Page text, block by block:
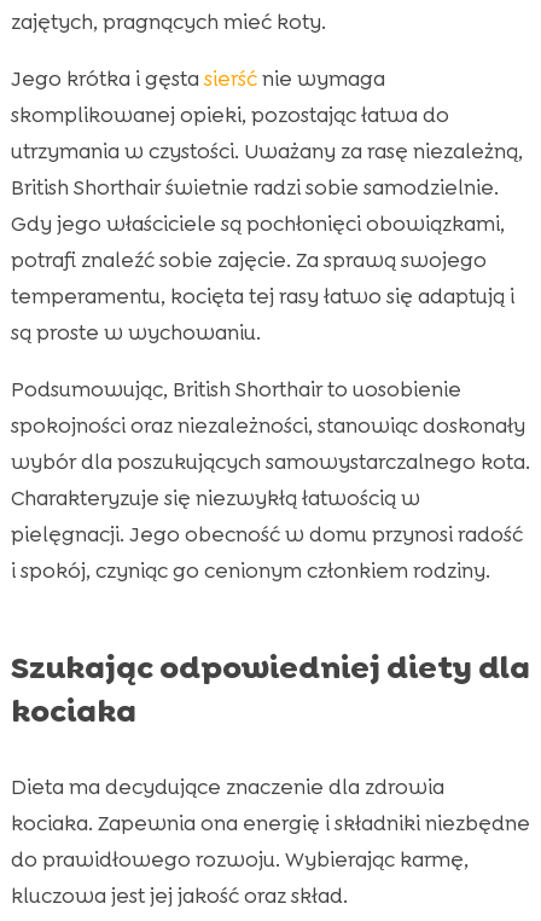
zajętych, pragnących mieć koty.
Jego krótka i gęsta sierśćnie wymaga
skomplikowanej opieki, pozostając łatwa do
utrzymania w czystości. Uważany za rasę niezależną,
British Shorthair świetnie radzi sobie samodzielnie.
Gdy jego właściciele są pochłonięci obowiązkami,
potrafi znaleźć sobie zajęcie. Za sprawą swojego
temperamentu, kocięta tej rasy łatwo się adaptują i
są proste w wychowaniu.
Podsumowując, British Shorthair to uosobienie
spokojności oraz niezależności, stanowiąc doskonały
wybór dla poszukujących samowystarczalnego kota.
Charakteryzuje się niezwykłą łatwością w
pielęgnacji. Jego obecność w domu przynosi radość
i spokój, czyniąc go cenionym członkiem rodziny.
Szukając odpowiedniej diety dla
kociaka
Dieta ma decydujące znaczenie dla zdrowia
kociaka. Zapewnia ona energię i składniki niezbędne
do prawidłowego rozwoju. Wybierając karmę,
kluczowa jest jej jakość oraz skład.